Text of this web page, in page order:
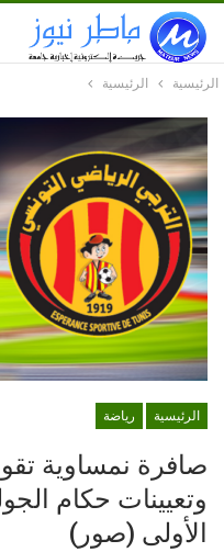
الرئيسية الرئيسية
الرئيسية رياضة
صافرة نمساوية
الأولى (صور)